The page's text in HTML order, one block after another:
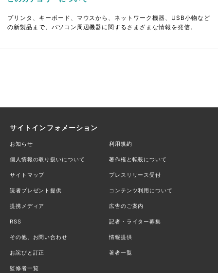
プリンタ、キーボード、マウスから、ネットワーク機器、USB小物など
の新製品まで、パソコン周辺機器に関するさまざまな情報を発信。
サイトインフォメーション
お知らせ 利用規約
個人情報の取り扱いについて 著作権と転載について
サイトマップ プレスリリース受付
読者プレゼント提供 コンテンツ利用について
提携メディア 広告のご案内
RSS 記者・ライター募集
その他、お問い合わせ 情報提供
お詫びと訂正 著者一覧
監修者一覧